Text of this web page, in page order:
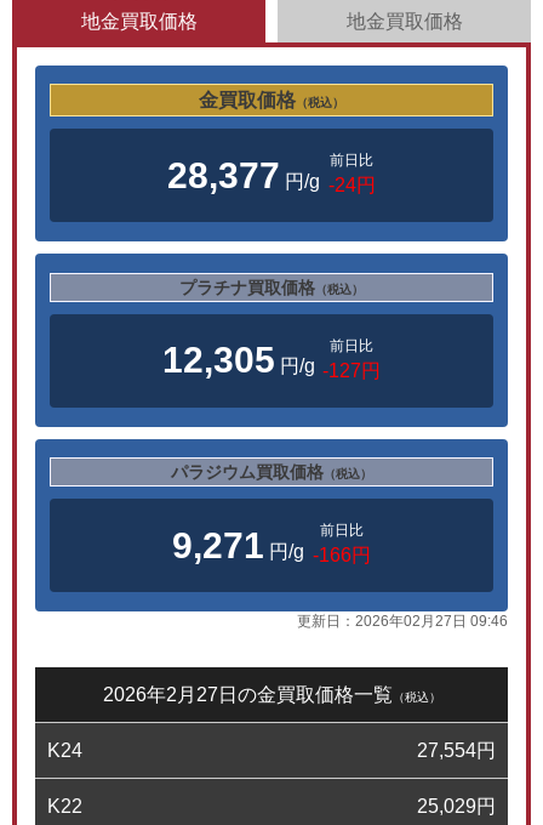
地金買取価格 地金買取価格
金買取価格 （税込）
28,377 円/g
前日比
-24円
プラチナ買取価格 （税込）
12,305 円/g
前日比
-127円
パラジウム買取価格 （税込）
9,271 円/g
前日比
-166円
更新日： 2026年02月27日 09:46
2026年2月27日の金買取価格一覧 （税込）
K24 27,554円
K22 25,029円